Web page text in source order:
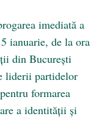
imediată a
ianuarie, de la ora
din București
liderii partidelor
formarea
a identității și